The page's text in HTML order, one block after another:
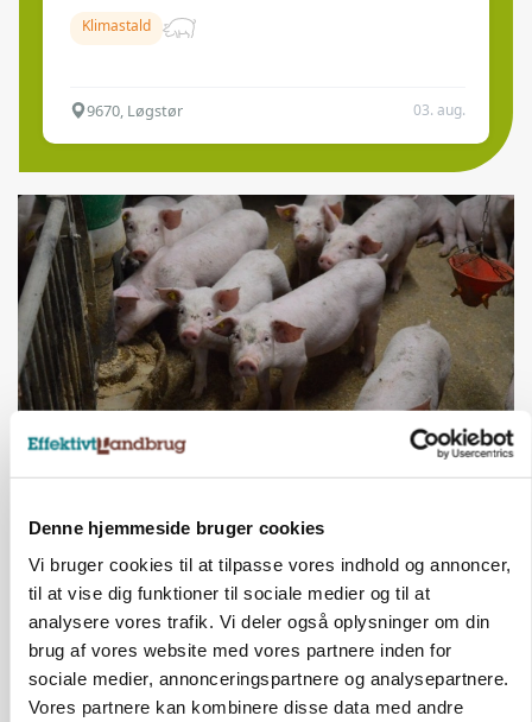
Denne hjemmeside bruger cookies
Vi bruger cookies til at tilpasse vores indhold og annoncer,
til at vise dig funktioner til sociale medier og til at
analysere vores trafik. Vi deler også oplysninger om din
brug af vores website med vores partnere inden for
sociale medier, annonceringspartnere og analysepartnere.
Vores partnere kan kombinere disse data med andre
Klimastald
9670, Løgstør 03. aug.
opformeringsprofil afhænder jord for 85
millioner